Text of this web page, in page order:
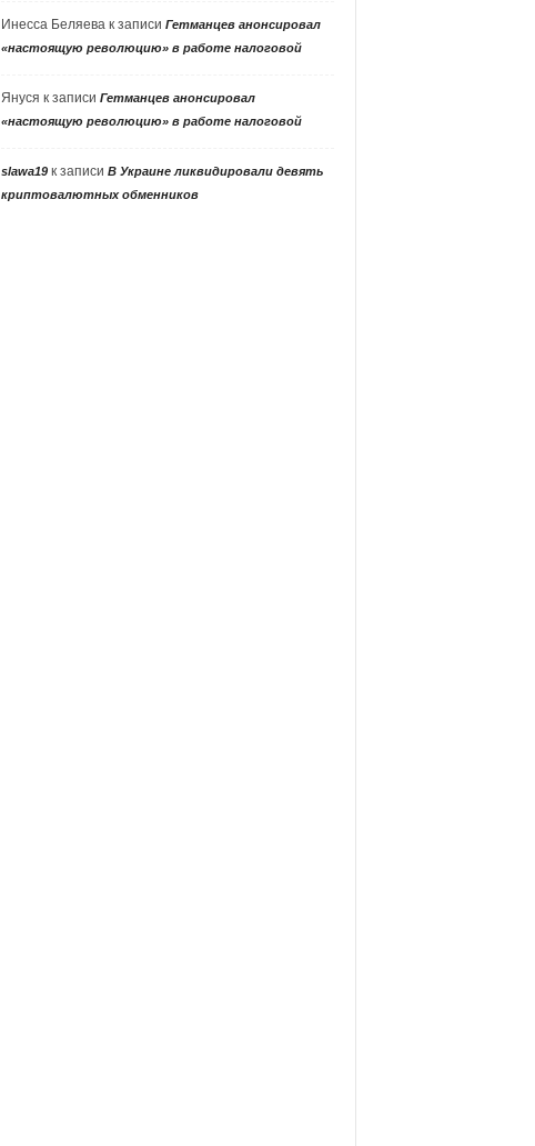
Инесса Беляевак записи Гетманцев анонсировал
«настоящую революцию» в работе налоговой
Януся к записи Гетманцев анонсировал
«настоящую революцию» в работе налоговой
slawa19к записи В Украине ликвидировали девять
криптовалютных обменников